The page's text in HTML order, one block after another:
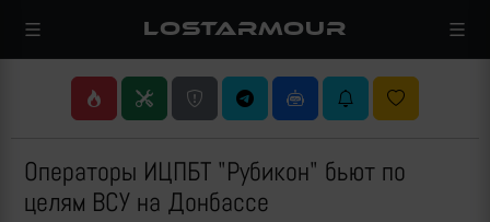
LOSTARMOUR
Операторы ИЦПБТ "Рубикон" бьют по
целям ВСУ на Донбассе